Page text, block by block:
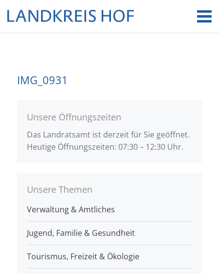
IMG_0931
Unsere Öffnungszeiten
Das Landratsamt ist derzeit für Sie geöffnet.
Heutige Öffnungszeiten: 07:30 – 12:30 Uhr.
Unsere Themen
Verwaltung & Amtliches
Jugend, Familie & Gesundheit
Tourismus, Freizeit & Ökologie